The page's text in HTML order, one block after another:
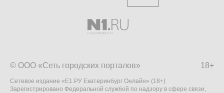
18+
© ООО «Сеть городских порталов»
Сетевое издание «Е1.РУ Екатеринбург Онлайн» (18+)
Зарегистрировано Федеральной службой по надзору в сфере связи,